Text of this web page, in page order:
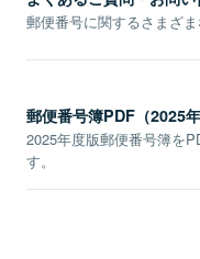
郵便番号に関するさまざま
郵便番号簿PDF（2025年
2025年度版郵便番号簿を
す。